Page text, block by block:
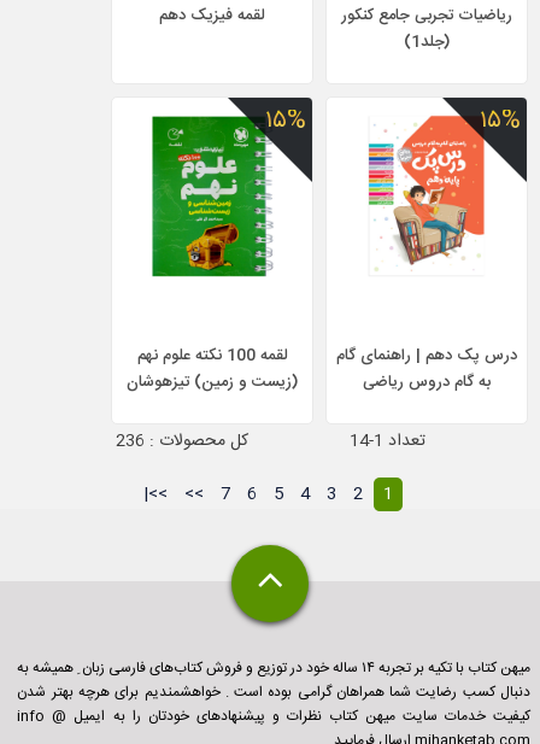
ریاضیات تجربی جامع کنکور
(جلد1)
لقمه فیزیک دهم
۱۵%
درس پک دهم | راهنمای گام
به گام دروس ریاضی
۱۵%
لقمه 100 نکته علوم نهم
(زیست و زمین) تیزهوشان
تعداد 1-14
کل محصولات : 236
1
2
3
4
5
6
7
>>
>>|
میهن کتاب با تکیه بر تجربه ۱۴ ساله خود در توزیع و فروش کتاب‌های فارسی زبان ِ همیشه به
دنبال کسب رضایت شما همراهان گرامی بوده است . خواهشمندیم برای هرچه بهتر شدن
کیفیت خدمات سایت میهن کتاب نظرات و پیشنهادهای خودتان را به ایمیل info @